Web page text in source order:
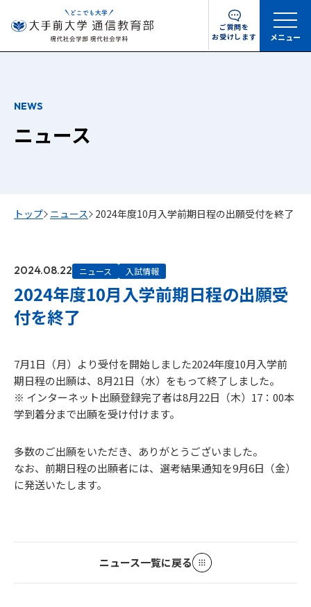
ご質問を
お受けします
メニュー
NEWS
ニュース
トップ ニュース 2024年度10月入学前期日程の出願受付を終了
2024.08.22 ニュース 入試情報
2024年度10月入学前期日程の出願受
付を終了
7月1日（月）より受付を開始しました2024年度10月入学前
期日程の出願は、8月21日（水）をもって終了しました。
※ インターネット出願登録完了者は8月22日（木）17：00本
学到着分まで出願を受け付けます。
多数のご出願をいただき、ありがとうございました。
なお、前期日程の出願者には、選考結果通知を9月6日（金）
に発送いたします。
ニュース一覧に戻る